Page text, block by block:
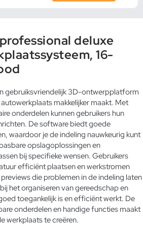
deluxe
16-
gebruiksvriendelijk 3D-ontwerpplatform
makkelijker maakt. Met
onderdelen kunnen gebruikers hun
De software biedt goede
waardoor je de indeling nauwkeurig kunt
opslagoplossingen en
bij specifieke wensen. Gebruikers
efficiënt plaatsen en werkstromen
die problemen in de indeling laten
het organiseren van gereedschap en
toegankelijk is en efficiënt werkt. De
onderdelen en handige functies maakt
werkplaats te creëren.